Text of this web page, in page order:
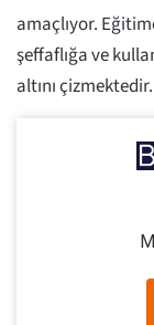
amaçlıyor.
şeffaflığa ve
altını çizmektedir.